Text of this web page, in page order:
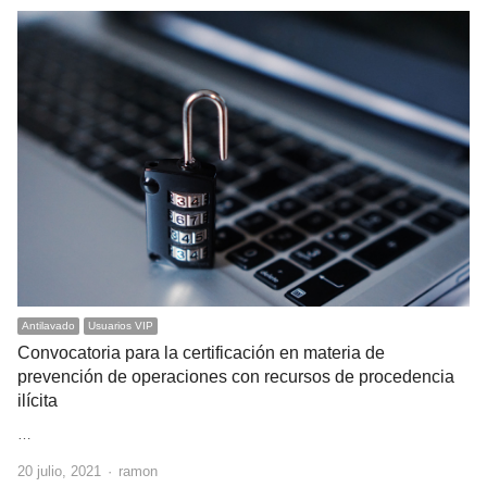
Antilavado Usuarios VIP
Convocatoria para la certificación en materia de
prevención de operaciones con recursos de procedencia
ilícita
…
20 julio, 2021 Author
ramon